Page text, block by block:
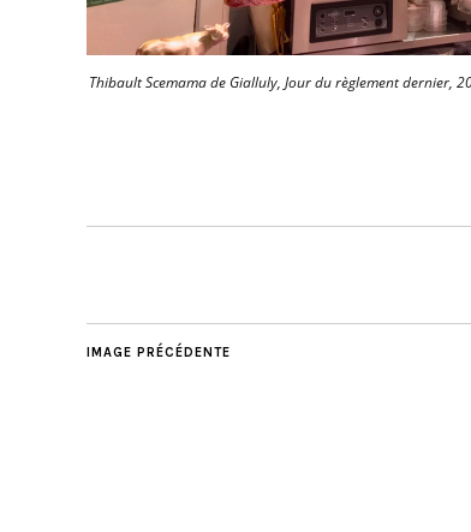
Thibault Scemama de Gialluly, Jour du règlement dernier,
IMAGE PRÉCÉDENTE